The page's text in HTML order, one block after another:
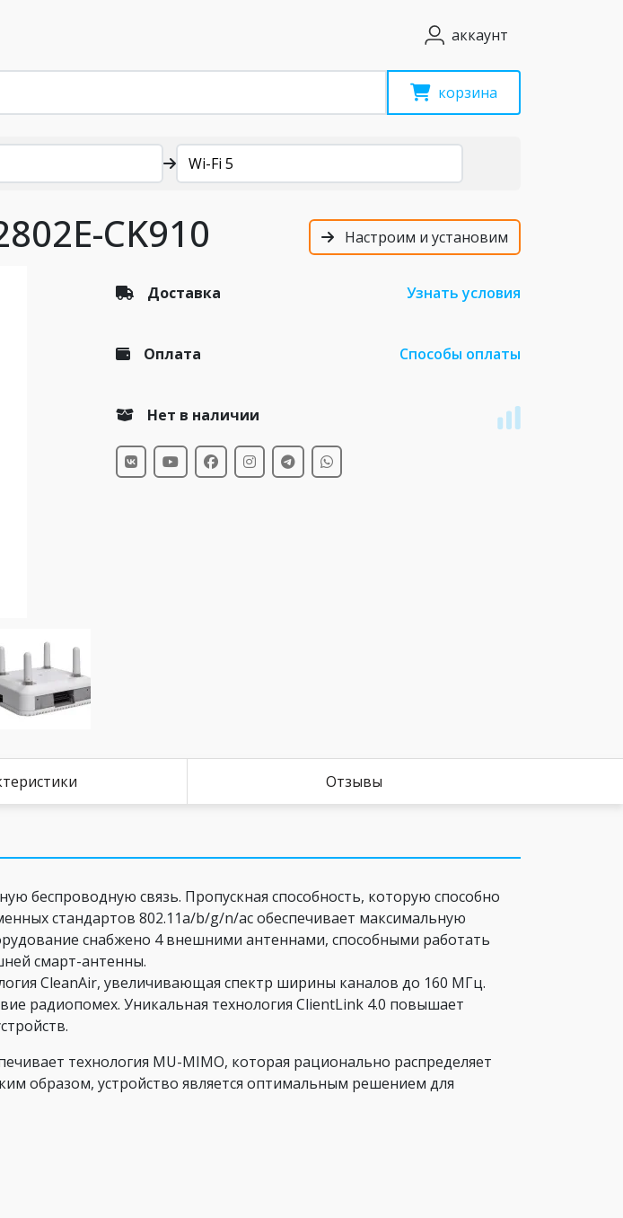
аккаунт
корзина
Wi-Fi 5
CK910 Настроим и установим
Доставка Узнать условия
Оплата Способы оплаты
Нет в наличии
Отзывы
беспроводную связь. Пропускная способность, которую способно
стандартов 802.11a/b/g/n/ac обеспечивает максимальную
снабжено 4 внешними антеннами, способными работать
смарт-антенны.
CleanAir, увеличивающая спектр ширины каналов до 160 МГц.
радиопомех. Уникальная технология ClientLink 4.0 повышает
технология MU-MIMO, которая рационально распределяет
образом, устройство является оптимальным решением для